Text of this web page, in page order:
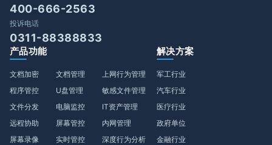
400-666-2563
投诉电话
0311-88388833
产品功能
文档加密
程序管控
文件分发
远程协助
屏幕录像
文档管理
U盘管理
电脑监控
屏幕管控
实时管控
上网行为管理
敏感文件管理
IT资产管理
内网管理
深度行为分析
解决方案
军工行业
汽车行业
医疗行业
政府单位
金融行业